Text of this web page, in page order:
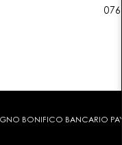
BONIFICO BANCARIO